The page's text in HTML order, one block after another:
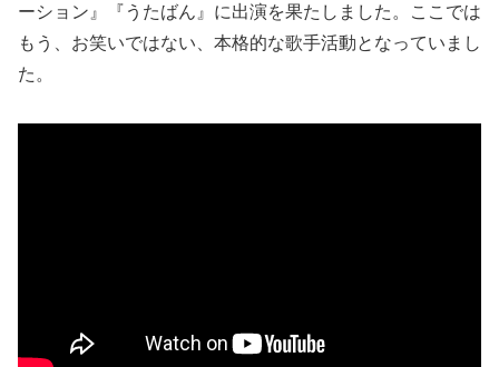
もう、お笑いではない、本格的な歌手活動となっていまし
た。